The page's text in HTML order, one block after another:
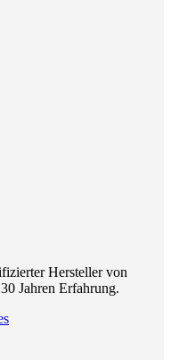
Hersteller von
Jahren Erfahrung.